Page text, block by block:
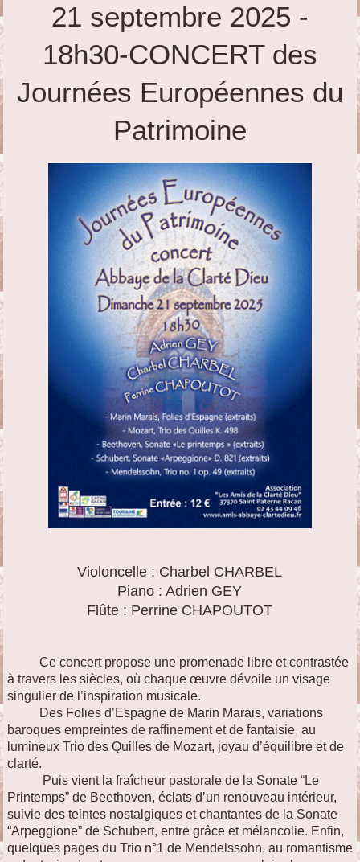
21 septembre 2025 -
18h30-CONCERT des
Journées Européennes du
Patrimoine
Violoncelle : Charbel CHARBEL
Piano : Adrien GEY
Flûte : Perrine CHAPOUTOT
Ce concert propose une promenade libre et contrastée
à travers les siècles, où chaque œuvre dévoile un visage
singulier de l’inspiration musicale.
Des Folies d’Espagne de Marin Marais, variations
baroques empreintes de raffinement et de fantaisie, au
lumineux Trio des Quilles de Mozart, joyau d’équilibre et de
clarté.
Puis vient la fraîcheur pastorale de la Sonate “Le
Printemps” de Beethoven, éclats d’un renouveau intérieur,
suivie des teintes nostalgiques et chantantes de la Sonate
“Arpeggione” de Schubert, entre grâce et mélancolie. Enfin,
quelques pages du Trio n°1 de Mendelssohn, au romantisme